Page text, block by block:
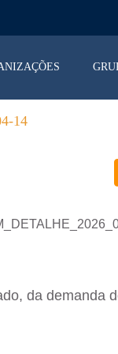
14
da demanda